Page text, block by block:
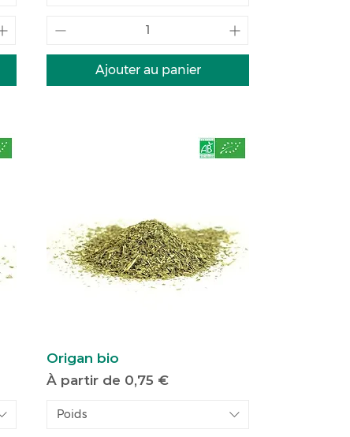
Ajouter au panier
Origan bio
À partir de 0,75 €
Prix promotionnel
Poids